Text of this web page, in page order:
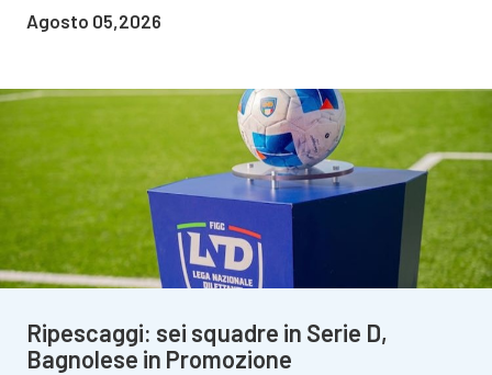
Agosto 05,2026
Ripescaggi: sei squadre in Serie D,
Bagnolese in Promozione